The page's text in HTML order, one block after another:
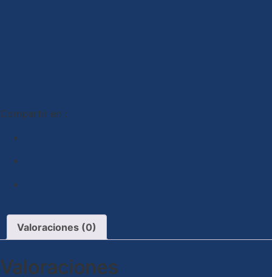
Compartir en :
Valoraciones (0)
Valoraciones